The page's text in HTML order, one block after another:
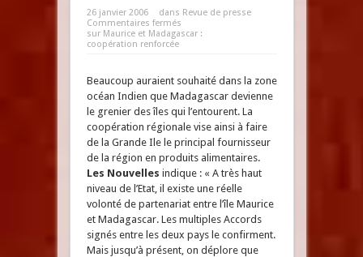
26 janvier 2006 dans Revue de presse
Commentaires fermés
sur Maurice et Madagascar :
coopération renforcée
Beaucoup auraient souhaité dans la zone
océan Indien que Madagascar devienne
le grenier des îles qui l’entourent. La
coopération régionale vise ainsi à faire
de la Grande Ile le principal fournisseur
de la région en produits alimentaires.
Les Nouvelles indique : « A très haut
niveau de l’Etat, il existe une réelle
volonté de partenariat entre l’île Maurice
et Madagascar. Les multiples Accords
signés entre les deux pays le confirment.
Mais jusqu’à présent, on déplore que